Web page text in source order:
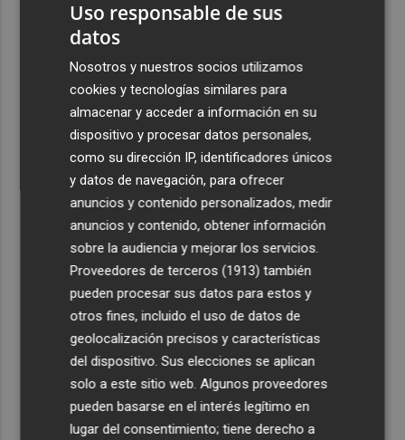
Uso responsable de sus
datos
Nosotros y nuestros socios utilizamos
cookies y tecnologías similares para
almacenar y acceder a información en su
dispositivo y procesar datos personales,
como su dirección IP, identificadores únicos
y datos de navegación, para ofrecer
anuncios y contenido personalizados, medir
anuncios y contenido, obtener información
sobre la audiencia y mejorar los servicios.
Proveedores de terceros (1913) también
pueden procesar sus datos para estos y
otros fines, incluido el uso de datos de
geolocalización precisos y características
del dispositivo. Sus elecciones se aplican
solo a este sitio web. Algunos proveedores
pueden basarse en el interés legítimo en
lugar del consentimiento; tiene derecho a